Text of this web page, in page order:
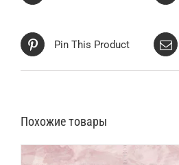
Pin This Product
Похожие товары